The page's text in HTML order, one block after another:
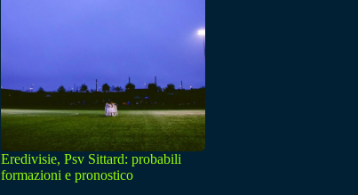
Eredivisie, Psv Sittard: probabili
formazioni e pronostico